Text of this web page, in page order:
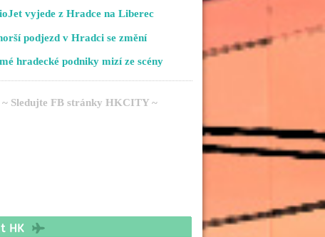
vyjede z Hradce na Liberec
podjezd v Hradci se změní
hradecké podniky mizí ze scény
~ Sledujte FB stránky HKCITY ~